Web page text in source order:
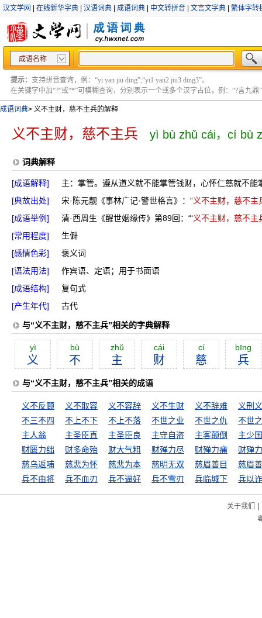
汉文学网 在线新华字典 汉语词典 成语词典 中文转拼音 文言文字典 繁体字转
成语名称
提示： 支持拼音查询，例：“yi yan jiu ding”;“yi1 yan2 jiu3 ding3”。
在关键字中加“?”或“*”可模糊查询，分别表示一个或多个汉字占位，例：“?言九鼎”
成语词典> 义不主财，慈不主兵的解释
义不主财，慈不主兵 yì bù zhǔ cái，cí bù
词典解释
[成语解释]
主：掌管。遵从道义就不能掌管钱财，心怀仁慈就不能
[典故出处]
宋·陈元靓《事林广记·警世格言》：“义不主财，慈不主
[成语举例]
清·西周生《醒世姻缘传》第89回：“‘义不主财，慈不主
[常用程度]
生僻
[感情色彩]
褒义词
[语法用法]
作宾语、定语；用于书面语
[成语结构]
复句式
[产生年代]
古代
与“义不主财，慈不主兵”相关的字典解释
yì
义
bù
不
zhŭ
主
cái
财
cí
慈
bīng
兵
与“义不主财，慈不主兵”相关的成语
义不反顾 义不取容 义不容辞 义不生财 义不辞难
义刑
不三不四
不上不下 不上不落 不世之业 不世之仇
不世
主人翁
主圣臣直 主圣臣良 主守自盗 主客颠倒
主少
财匮力绌
财多命殆 财大气粗 财殚力尽 财殚力痡
财殚
慈乌返哺
慈悲为怀 慈悲为本 慈明无双 慈眉善目
慈眉
兵不由将
兵不血刃 兵不逼好 兵不雪刃 兵临城下 兵以
关于我们 |